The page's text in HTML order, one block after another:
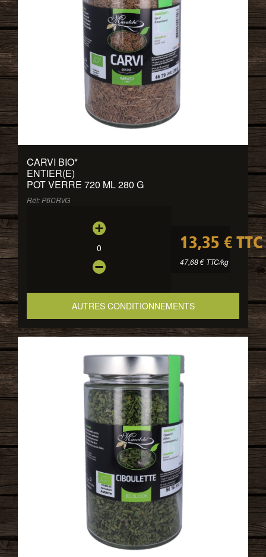
CARVI BIO*
ENTIER(E)
POT VERRE 720 ML 280 G
Réf: P6CRVG
0 13,35 € TTC
47,68 € TTC/kg
AUTRES CONDITIONNEMENTS